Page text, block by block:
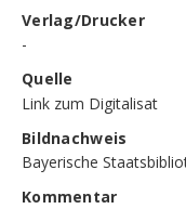
Verlag/Drucker
-
Quelle
Link zum Digitalisat
Bildnachweis
Bayerische
Kommentar